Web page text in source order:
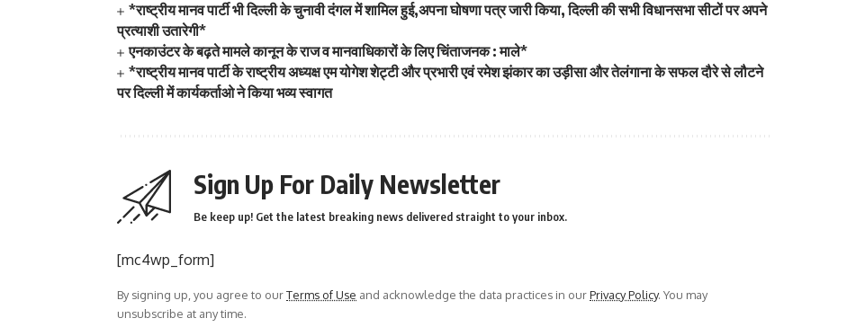
*राष्ट्रीय मानव पार्टी भी दिल्ली के चुनावी दंगल में शामिल हुई,अपना घोषणा पत्र जारी किया, दिल्ली की सभी विधानसभा सीटों पर अपने
प्रत्याशी उतारेगी*
एनकाउंटर के बढ़ते मामले कानून के राज व मानवाधिकारों के लिए चिंताजनक : माले*
*राष्ट्रीय मानव पार्टी के राष्ट्रीय अध्यक्ष एम योगेश शेट्टी और प्रभारी एवं रमेश झंकार का उड़ीसा और तेलंगाना के सफल दौरे से लौटने
पर दिल्ली में कार्यकर्ताओ ने किया भव्य स्वागत
Sign Up For Daily Newsletter
Be keep up! Get the latest breaking news delivered straight to your inbox.
[mc4wp_form]
By signing up, you agree to ourTerms of Use and acknowledge the data practices in ourPrivacy Policy. You may
unsubscribe at any time.